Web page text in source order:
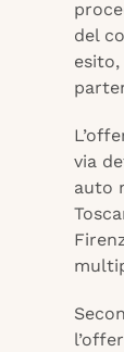
del
via
auto